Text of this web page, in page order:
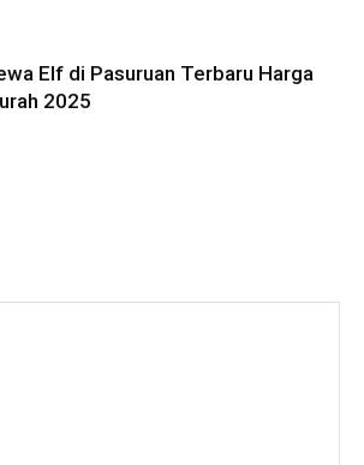
Elf di Pasuruan Terbaru Harga
2025